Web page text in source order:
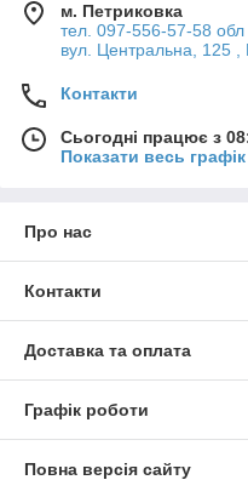
м. Петриковка
тел. 097-556-57-58 обл
вул. Центральна, 125 ,
Контакти
Сьогодні працює з
Показати весь
Про нас
Контакти
Доставка та оплата
Графік роботи
Повна версія сайту